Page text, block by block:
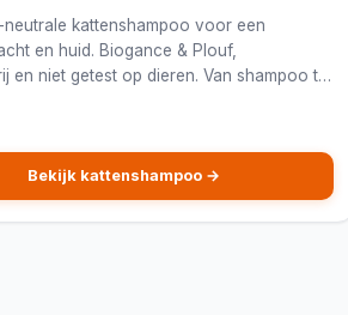
neutrale kattenshampoo voor een
en huid. Biogance & Plouf,
en niet getest op dieren. Van shampoo tot
Bekijk kattenshampoo →